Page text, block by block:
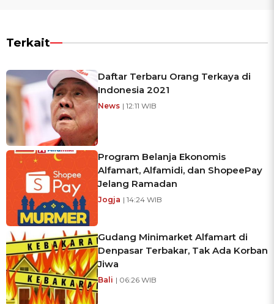
Terkait
Daftar Terbaru Orang Terkaya di
Indonesia 2021
News | 12:11 WIB
Program Belanja Ekonomis
Alfamart, Alfamidi, dan ShopeePay
Jelang Ramadan
Jogja | 14:24 WIB
Gudang Minimarket Alfamart di
Denpasar Terbakar, Tak Ada Korban
Jiwa
Bali | 06:26 WIB